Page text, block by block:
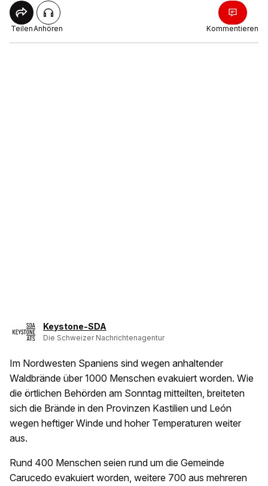
TeilenAnhören Kommentieren
Keystone-SDA
Die Schweizer Nachrichtenagentur
Im Nordwesten Spaniens sind wegen anhaltender
Waldbrände über 1000 Menschen evakuiert worden. Wie
die örtlichen Behörden am Sonntag mitteilten, breiteten
sich die Brände in den Provinzen Kastilien und León
wegen heftiger Winde und hoher Temperaturen weiter
aus.
Rund 400 Menschen seien rund um die Gemeinde
Carucedo evakuiert worden, weitere 700 aus mehreren